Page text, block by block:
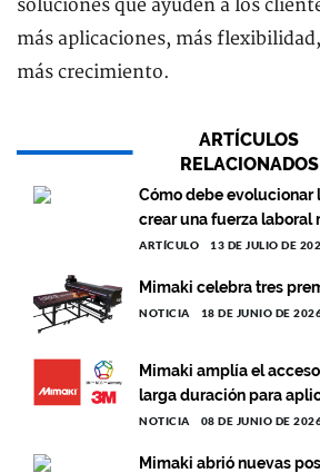
soluciones que ayuden a los
más aplicaciones, más
más crecimiento.
ARTÍCULOS
RELACIONADOS
Cómo debe evolucionar
crear una fuerza
ARTÍCULO 13 DE JULIO DE
Mimaki celebra tres
NOTICIA 18 DE JUNIO DE
Mimaki amplía el
larga duración para
NOTICIA 08 DE JUNIO DE
Mimaki abrió nuevas